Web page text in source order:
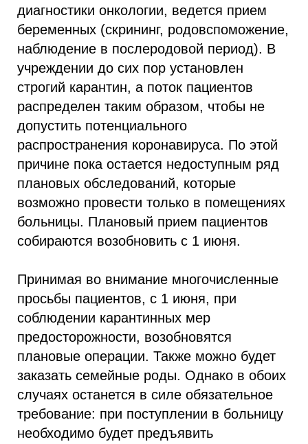
диагностики онкологии, ведется прием
беременных (скрининг, родовспоможение,
наблюдение в послеродовой период). В
учреждении до сих пор установлен
строгий карантин, а поток пациентов
распределен таким образом, чтобы не
допустить потенциального
распространения коронавируса. По этой
причине пока остается недоступным ряд
плановых обследований, которые
возможно провести только в помещениях
больницы. Плановый прием пациентов
собираются возобновить с 1 июня.
Принимая во внимание многочисленные
просьбы пациентов, с 1 июня, при
соблюдении карантинных мер
предосторожности, возобновятся
плановые операции. Также можно будет
заказать семейные роды. Однако в обоих
случаях останется в силе обязательное
требование: при поступлении в больницу
необходимо будет предъявить